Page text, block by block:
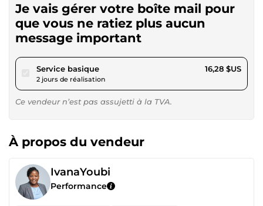
Je vais gérer votre boîte mail pour
que vous ne ratiez plus aucun
message important
Service basiquepour 15,00 $US
2 jours de réalisation
16,28 $US
Ce vendeur n’est pas assujetti à la TVA.
À propos du vendeur
IvanaYoubi
Performance